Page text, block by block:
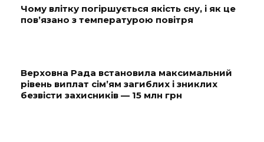
Чому влітку погіршується якість сну, і як це
пов’язано з температурою повітря
Верховна Рада встановила максимальний
рівень виплат сім’ям загиблих і зниклих
безвісти захисників — 15 млн грн